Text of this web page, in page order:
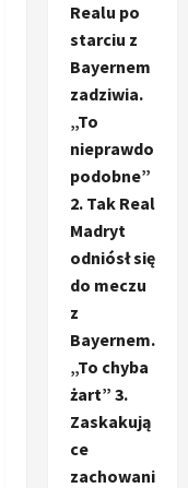
Realu po
starciu z
Bayernem
zadziwia.
„To
nieprawdo
podobne”
2. Tak Real
Madryt
odniósł się
do meczu
z
Bayernem.
„To chyba
żart” 3.
Zaskakują
ce
zachowani